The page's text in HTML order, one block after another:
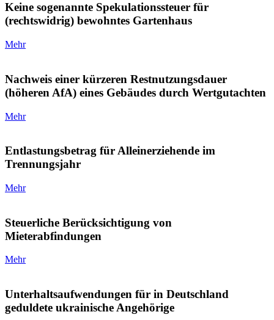
Keine sogenannte Spekulationssteuer für
(rechtswidrig) bewohntes Gartenhaus
Mehr
Nachweis einer kürzeren Restnutzungsdauer
(höheren AfA) eines Gebäudes durch Wertgutachten
Mehr
Entlastungsbetrag für Alleinerziehende im
Trennungsjahr
Mehr
Steuerliche Berücksichtigung von
Mieterabfindungen
Mehr
Unterhaltsaufwendungen für in Deutschland
geduldete ukrainische Angehörige